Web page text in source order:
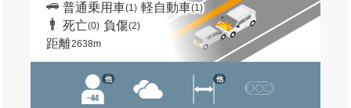
普通乗用車(1) 軽自動車(1)
死亡(0) 負傷(2)
距離2638m
他 他